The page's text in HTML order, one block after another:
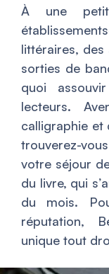
À une
littéraires, des
sorties de
quoi
lecteurs.
calligraphie et
trouverez-
votre séjour
du livre, qui
du mois.
réputation,
unique tout